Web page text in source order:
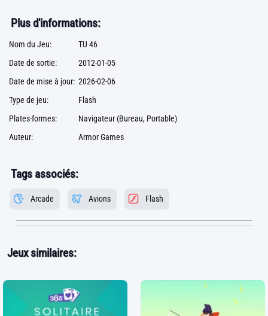
Plus d'informations:
Nom du Jeu:
TU 46
Date de sortie:
2012-01-05
Date de mise à jour: 2026-02-06
Type de jeu:
Flash
Plates-formes:
Navigateur (Bureau, Portable)
Auteur:
Armor Games
Tags associés:
Arcade Avions Flash
Jeux similaires: